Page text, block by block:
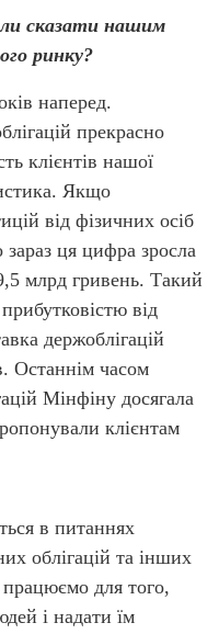
сказати нашим
ринку?
наперед.
прекрасно
клієнтів нашої
Якщо
від фізичних осіб
ця цифра зросла
млрд гривень. Такий
від
держоблігацій
Останнім часом
Мінфіну досягала
клієнтам
в питаннях
облігацій та інших
для того,
і надати їм